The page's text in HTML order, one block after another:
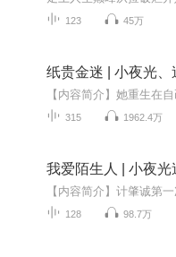
123 45万
纸贵金迷 | 小夜光
315 1962.4万
我爱陌生人 | 小夜
128 98.7万